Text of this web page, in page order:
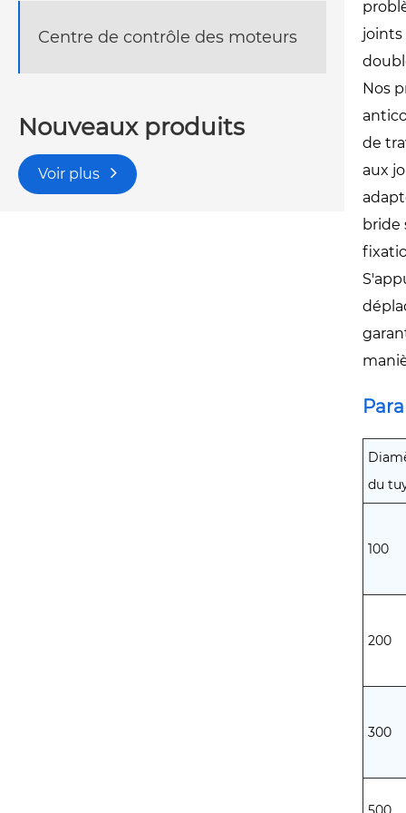
Centre de contrôle des moteurs
Nouveaux produits
Voir plus
joints
Nos
de
aux
bride
du
100
200
300